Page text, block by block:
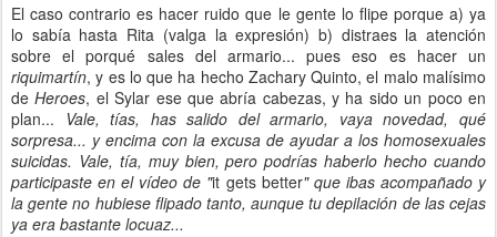
El caso contrario es hacer ruido que le gente lo flipe porque a) ya
lo sabía hasta Rita (valga la expresión) b) distraes la atención
sobre el porqué sales del armario... pues eso es hacer un
riquimartín, y es lo que ha hecho Zachary Quinto, el malo malísimo
deHeroes, el Sylar ese que abría cabezas, y ha sido un poco en
plan...
Vale, tías, has salido del armario, vaya novedad, qué
sorpresa... y encima con la excusa de ayudar a los homosexuales
suicidas. Vale, tía, muy bien, pero podrías haberlo hecho cuando
participaste en el vídeo de "it gets better" que ibas acompañado y
la gente no hubiese flipado tanto, aunque tu depilación de las cejas
ya era bastante locuaz...